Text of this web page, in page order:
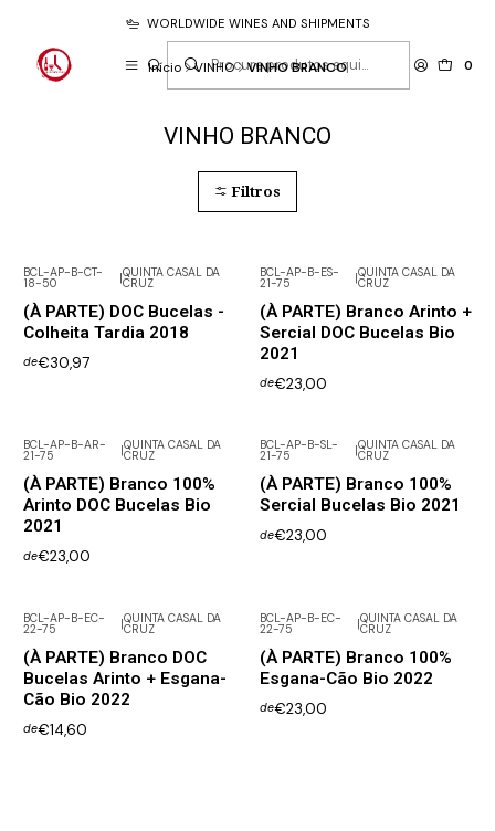
0
WORLDWIDE WINES AND SHIPMENTS
Início VINHO VINHO BRANCO
VINHO BRANCO
Filtros
BCL-AP-B-CT-
18-50 |QUINTA CASAL DA
CRUZ
(À PARTE) DOC Bucelas -
Colheita Tardia 2018
de€30,97
BCL-AP-B-ES-
21-75 |QUINTA CASAL DA
CRUZ
(À PARTE) Branco Arinto +
Sercial DOC Bucelas Bio
2021
de€23,00
BCL-AP-B-AR-
21-75
QUINTA CASAL DA
CRUZ
(À PARTE) Branco 100%
Arinto DOC Bucelas Bio
2021
de€23,00
BCL-AP-B-SL-
21-75
QUINTA CASAL DA
CRUZ
(À PARTE) Branco 100%
Sercial Bucelas Bio 2021
de€23,00
BCL-AP-B-EC-
22-75 |QUINTA CASAL DA
CRUZ
(À PARTE) Branco DOC
Bucelas Arinto + Esgana-
Cão Bio 2022
de€14,60
BCL-AP-B-EC-
22-75 |QUINTA CASAL DA
CRUZ
(À PARTE) Branco 100%
Esgana-Cão Bio 2022
de€23,00